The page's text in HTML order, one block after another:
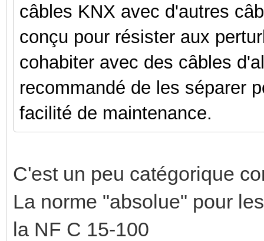
câbles KNX avec d'autres
conçu pour résister aux
cohabiter avec des câbles
recommandé de les séparer
facilité de maintenance.
C'est un peu catégorique
La norme "absolue" pour
la NF C 15-100